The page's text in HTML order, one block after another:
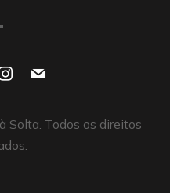
mail
Todos os direitos